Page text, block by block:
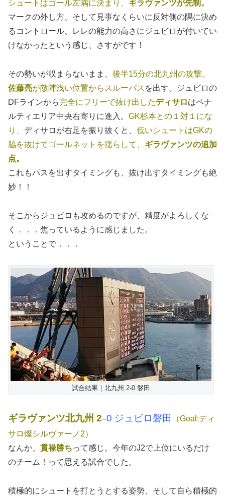
シュートはゴール左隅に決まり、 ギラヴァンツが先制。
マークの外し方、そして見事なくらいに反対側の隅に決め
るコントロール、レレの能力の高さにジュビロが付いてい
けなかったという感じ、さすがです！
その勢いが収まらないまま、 後半15分の北九州の攻撃。
佐藤亮が敵陣浅い位置からスルーパス を出す。ジュビロの
DFラインから完全にフリーで抜け出したディサロはペナ
ルティエリア中央右寄りに進入。 GK杉本との１対１にな
り、 ディサロが右足を振り抜くと、 低いシュートはGKの
脇を抜けてゴールネットを揺らして、 ギラヴァンツの追加
点。
これもパスを出すタイミングも、抜け出すタイミングも絶
妙！！
そこからジュビロも攻めるのですが、精度がよろしくな
く．．．焦っているように感じました。
ということで．．．
試合結果｜北九州 2-0 磐田
ギラヴァンツ北九州 2–0 ジュビロ磐田
（Goal:ディ
サロ燦シルヴァーノ2）
なんか、 貫禄勝ちって感じ。今年のJ2で上位にいるだけ
のチーム！って思える試合でした。
積極的にシュートを打とうとする姿勢、そして自ら積極的